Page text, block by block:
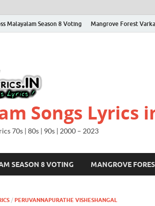
Malayalam Season 8 Voting Mangrove Forest
Songs Lyrics
70s | 80s | 90s | 2000 – 2023
SEASON 8 VOTING MANGROVE
/ PERUVANNAPURATHE VISHESHANGAL